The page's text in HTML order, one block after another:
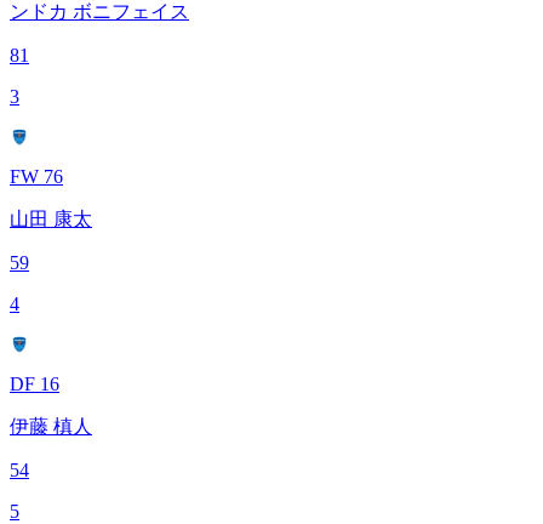
ンドカ ボニフェイス
81
3
FW 76
山田 康太
59
4
DF 16
伊藤 槙人
54
5